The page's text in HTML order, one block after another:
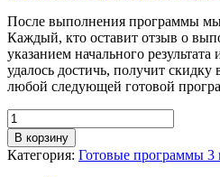
После выполнения программы мы
Каждый, кто оставит отзыв о
указанием начального результата
удалось достичь, получит скидку
любой следующей готовой
Количество
В корзину
Категория: Готовые программы 3